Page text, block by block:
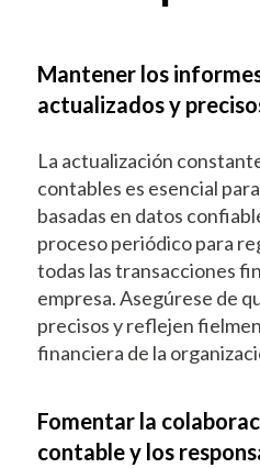
Mantener los
actualizados y
La actualización
contables es esencial
basadas en datos
proceso periódico para
todas las transacciones
empresa. Asegúrese de
precisos y reflejen
financiera de la
Fomentar la
contable y los